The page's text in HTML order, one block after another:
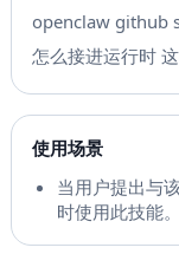
openclaw github
怎么接进运行时 这
使用场景
当用户提出与
时使用此技能。